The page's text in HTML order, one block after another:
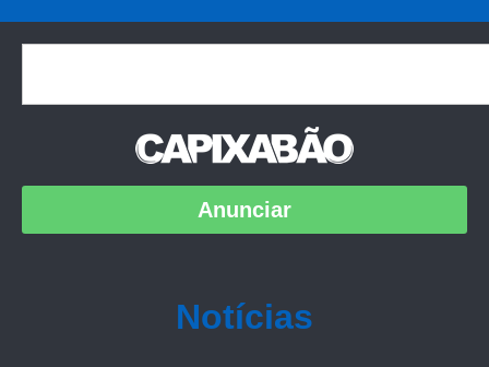
Anunciar
Notícias